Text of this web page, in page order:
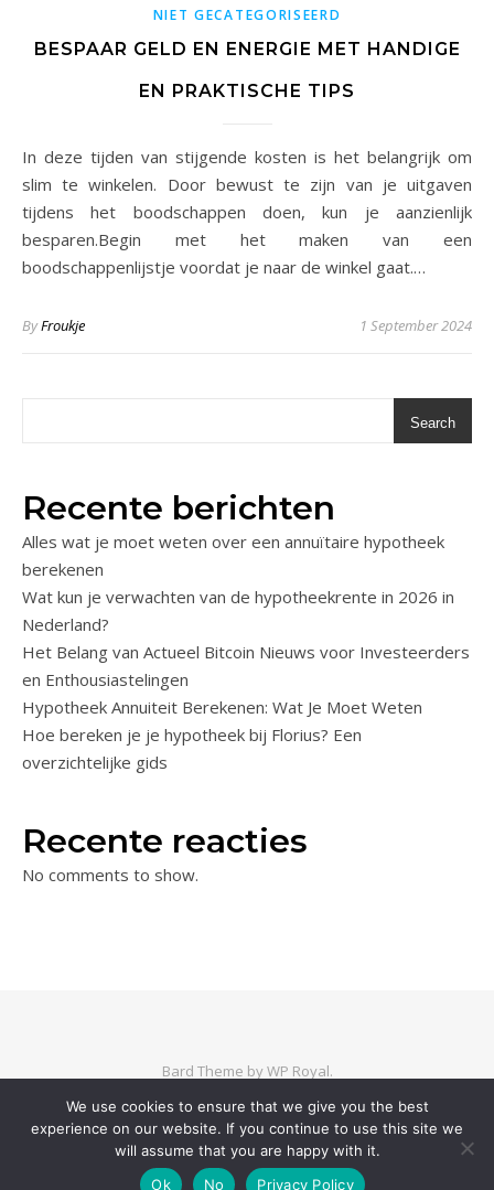
NIET GECATEGORISEERD
BESPAAR GELD EN ENERGIE MET HANDIGE
EN PRAKTISCHE TIPS
In deze tijden van stijgende kosten is het belangrijk om
slim te winkelen. Door bewust te zijn van je uitgaven
tijdens het boodschappen doen, kun je aanzienlijk
besparen.Begin met het maken van een
boodschappenlijstje voordat je naar de winkel gaat.…
ByFroukje 1 September 2024
Search
Recente berichten
Alles wat je moet weten over een annuïtaire hypotheek
berekenen
Wat kun je verwachten van de hypotheekrente in 2026 in
Nederland?
Het Belang van Actueel Bitcoin Nieuws voor Investeerders
en Enthousiastelingen
Hypotheek Annuiteit Berekenen: Wat Je Moet Weten
Hoe bereken je je hypotheek bij Florius? Een
overzichtelijke gids
Recente reacties
No comments to show.
Bard Theme byWP Royal.
BACK TO TOP
We use cookies to ensure that we give you the best
experience on our website. If you continue to use this site we
will assume that you are happy with it.
Ok
No Privacy Policy